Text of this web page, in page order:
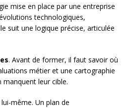
mise en place par une entreprise
technologiques,
suit une logique précise, articulée
. Avant de former, il faut savoir où
métier et une cartographie
leur cible.
même. Un plan de